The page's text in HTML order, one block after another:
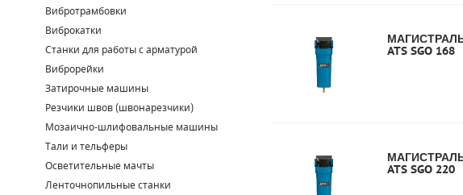
Вибротрамбовки
Виброкатки
Станки для работы с арматурой
Виброрейки
Затирочные машины
Резчики швов (швонарезчики)
Мозаично-шлифовальные машины
Тали и тельферы
Осветительные мачты
Ленточнопильные станки
ATS SGO 168
ATS SGO 220
МОТОРНОЕ МАСЛО
РАДИАТОРЫ
ПОДШИПНИКИ
ПОРШНЕВЫЕ БЛОКИ
ДЕТАЛИ ПОРШНЕВЫХ КОМПРЕССОРОВ
ДЕТАЛИ СПИРАЛЬНЫХ КОМПРЕССОРОВ